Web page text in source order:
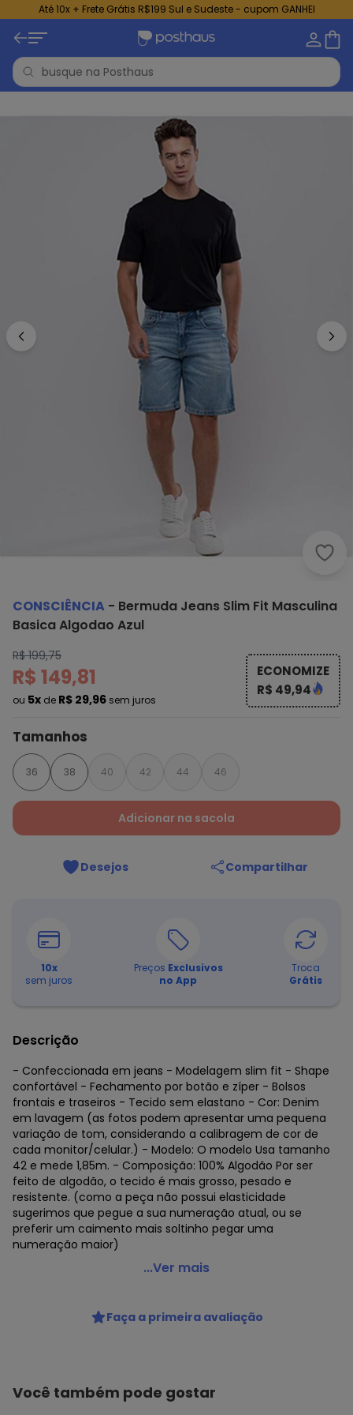
Até 10x + Frete Grátis R$199 Sul e Sudeste - cupom GANHEI
CONSCIÊNCIA - Bermuda Jeans Slim Fit Masculina
Basica Algodao Azul
R$ 199,75
R$ 149,81
ou 5x de R$ 29,96 sem juros
ECONOMIZE
R$ 49,94
Tamanhos
36 38 40 42 44 46
Adicionar na sacola
Desejos Compartilhar
10x
sem juros
Preços Exclusivos
no App
Troca
Grátis
Descrição
- Confeccionada em jeans - Modelagem slim fit - Shape
confortável - Fechamento por botão e zíper - Bolsos
frontais e traseiros - Tecido sem elastano - Cor: Denim
em lavagem (as fotos podem apresentar uma pequena
variação de tom, considerando a calibragem de cor de
cada monitor/celular.) - Modelo: O modelo Usa tamanho
42 e mede 1,85m. - Composição: 100% Algodão Por ser
feito de algodão, o tecido é mais grosso, pesado e
resistente. (como a peça não possui elasticidade
sugerimos que pegue a sua numeração atual, ou se
preferir um caimento mais soltinho pegar uma
numeração maior)
Consciência - Bermuda Jeans Slim Fit Masculina Basica
Código do produto: 23338649
algum dia do mês, para o menor tamanho disponível.
agosto/2026
...Ver mais
Faça a primeira avaliação
Você também pode gostar